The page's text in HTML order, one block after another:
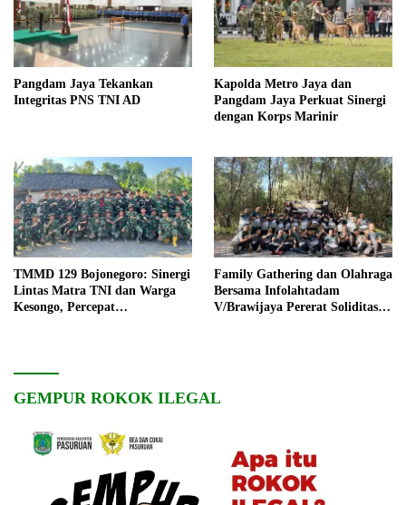
Pangdam Jaya Tekankan
Integritas PNS TNI AD
Kapolda Metro Jaya dan
Pangdam Jaya Perkuat Sinergi
dengan Korps Marinir
TMMD 129 Bojonegoro: Sinergi
Lintas Matra TNI dan Warga
Kesongo, Percepat
Family Gathering dan Olahraga
Bersama Infolahtadam
V/Brawijaya Pererat Soliditas
GEMPUR ROKOK ILEGAL